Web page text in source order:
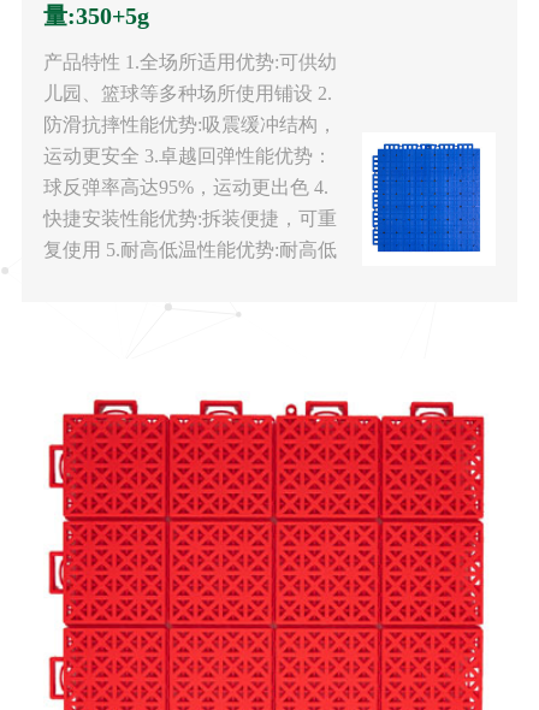
量:350+5g
产品特性 1.全场所适用优势:可供幼
儿园、篮球等多种场所使用铺设 2.
防滑抗摔性能优势:吸震缓冲结构，
运动更安全 3.卓越回弹性能优势：
球反弹率高达95%，运动更出色 4.
快捷安装性能优势:拆装便捷，可重
复使用 5.耐高低温性能优势:耐高低